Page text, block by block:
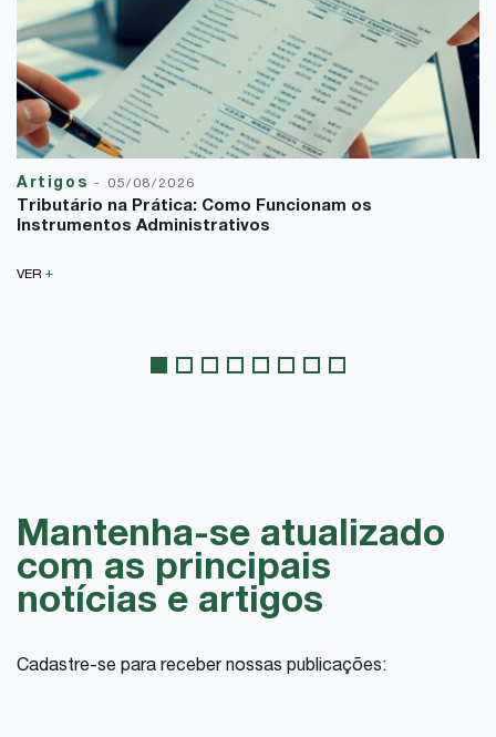
Artigos - 05/08/2026
Tributário na Prática: Como Funcionam os
Instrumentos Administrativos
VER +
Mantenha-se atualizado
com as principais
notícias e artigos
Cadastre-se para receber nossas publicações: